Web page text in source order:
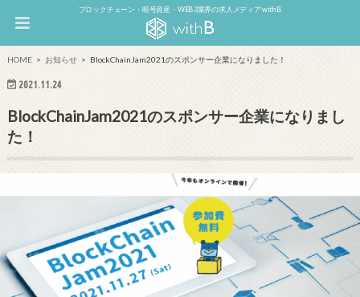
ブロックチェーン・暗号資産・WEB3業界の求人メディア withB
HOME お知らせ BlockChainJam2021のスポンサー企業になりました！
2021.11.24
BlockChainJam2021のスポンサー企業になりまし
た！